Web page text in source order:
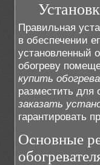
Правильная
в обеспечении
установленный
обогреву
купить
разместить для
заказать
гарантировать
Основные